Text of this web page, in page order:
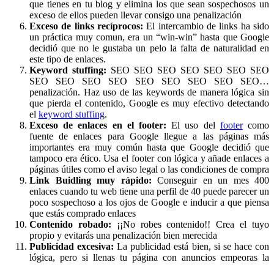
que tienes en tu blog y elimina los que sean sospechosos un
exceso de ellos pueden llevar consigo una penalización
Exceso de links recíprocos: El intercambio de links ha sido
un práctica muy comun, era un “win-win” hasta que Google
decidió que no le gustaba un pelo la falta de naturalidad en
este tipo de enlaces.
Keyword stuffing: SEO SEO SEO SEO SEO SEO SEO
SEO SEO SEO SEO SEO SEO SEO SEO SEO…
penalización. Haz uso de las keywords de manera lógica sin
que pierda el contenido, Google es muy efectivo detectando
el keyword stuffing.
Exceso de enlaces en el footer: El uso del footercomo
fuente de enlaces para Google llegue a las páginas más
importantes era muy común hasta que Google decidió que
tampoco era ético. Usa el footer con lógica y añade enlaces a
páginas útiles como el aviso legal o las condiciones de compra
Link Buidling muy rápido: Conseguir en un mes 400
enlaces cuando tu web tiene una perfil de 40 puede parecer un
poco sospechoso a los ojos de Google e inducir a que piensa
que estás comprado enlaces
Contenido robado: ¡¡No robes contenido!! Crea el tuyo
propio y evitarás una penalización bien merecida
Publicidad excesiva: La publicidad está bien, si se hace con
lógica, pero si llenas tu página con anuncios empeoras la